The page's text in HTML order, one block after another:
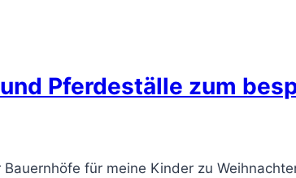
Pferdeställe zum
für meine Kinder zu